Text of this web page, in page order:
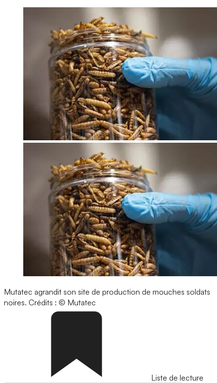
Mutatec agrandit son site de production de mouches soldats
noires. Crédits : © Mutatec
Liste de lecture